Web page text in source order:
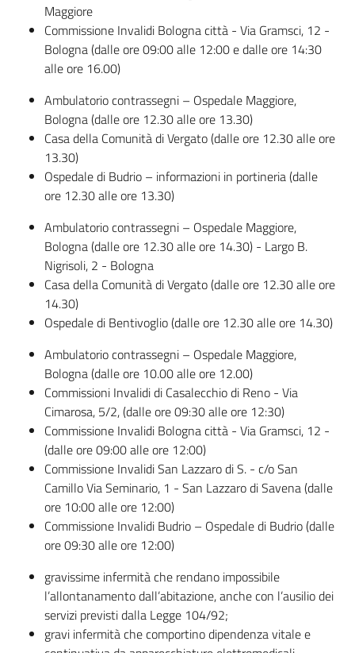
Maggiore
Commissione Invalidi Bologna città - Via Gramsci, 12 -
Bologna (dalle ore 09:00 alle 12:00 e dalle ore 14:30
alle ore 16.00)
Ambulatorio contrassegni – Ospedale Maggiore,
Bologna (dalle ore 12.30 alle ore 13.30)
Casa della Comunità di Vergato (dalle ore 12.30 alle ore
13.30)
Ospedale di Budrio – informazioni in portineria (dalle
ore 12.30 alle ore 13.30)
Ambulatorio contrassegni – Ospedale Maggiore,
Bologna (dalle ore 12.30 alle ore 14.30) - Largo B.
Nigrisoli, 2 - Bologna
Casa della Comunità di Vergato (dalle ore 12.30 alle ore
14.30)
Ospedale di Bentivoglio (dalle ore 12.30 alle ore 14.30)
Ambulatorio contrassegni – Ospedale Maggiore,
Bologna (dalle ore 10.00 alle ore 12.00)
Commissioni Invalidi di Casalecchio di Reno - Via
Cimarosa, 5/2, (dalle ore 09:30 alle ore 12:30)
Commissione Invalidi Bologna città - Via Gramsci, 12 -
(dalle ore 09:00 alle ore 12:00)
Commissione Invalidi San Lazzaro di S. - c/o San
Camillo Via Seminario, 1 - San Lazzaro di Savena (dalle
ore 10:00 alle ore 12:00)
Commissione Invalidi Budrio – Ospedale di Budrio (dalle
ore 09:30 alle ore 12:00)
gravissime infermità che rendano impossibile
l’allontanamento dall’abitazione, anche con l’ausilio dei
servizi previsti dalla Legge 104/92;
gravi infermità che comportino dipendenza vitale e